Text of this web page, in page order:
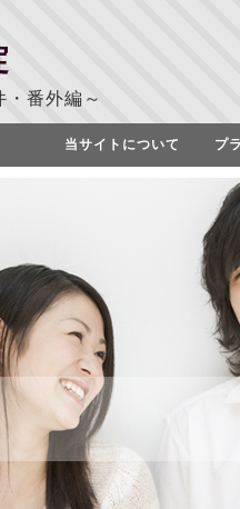
・番外編～
当サイトについて プ